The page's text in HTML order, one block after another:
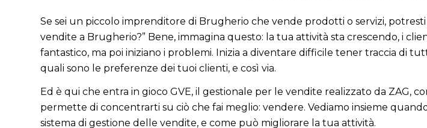
Se sei un piccolo imprenditore di Brugherio che vende prodotti o servizi,
vendite a Brugherio?” Bene, immagina questo: la tua attività sta crescendo, i
fantastico, ma poi iniziano i problemi. Inizia a diventare difficile tener traccia di
quali sono le preferenze dei tuoi clienti, e così via.
Ed è qui che entra in gioco GVE, il gestionale per le vendite realizzato da ZAG,
permette di concentrarti su ciò che fai meglio: vendere. Vediamo insieme
sistema di gestione delle vendite, e come può migliorare la tua attività.